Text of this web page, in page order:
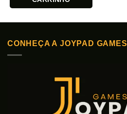
CONHEÇA A JOYPAD GAMES